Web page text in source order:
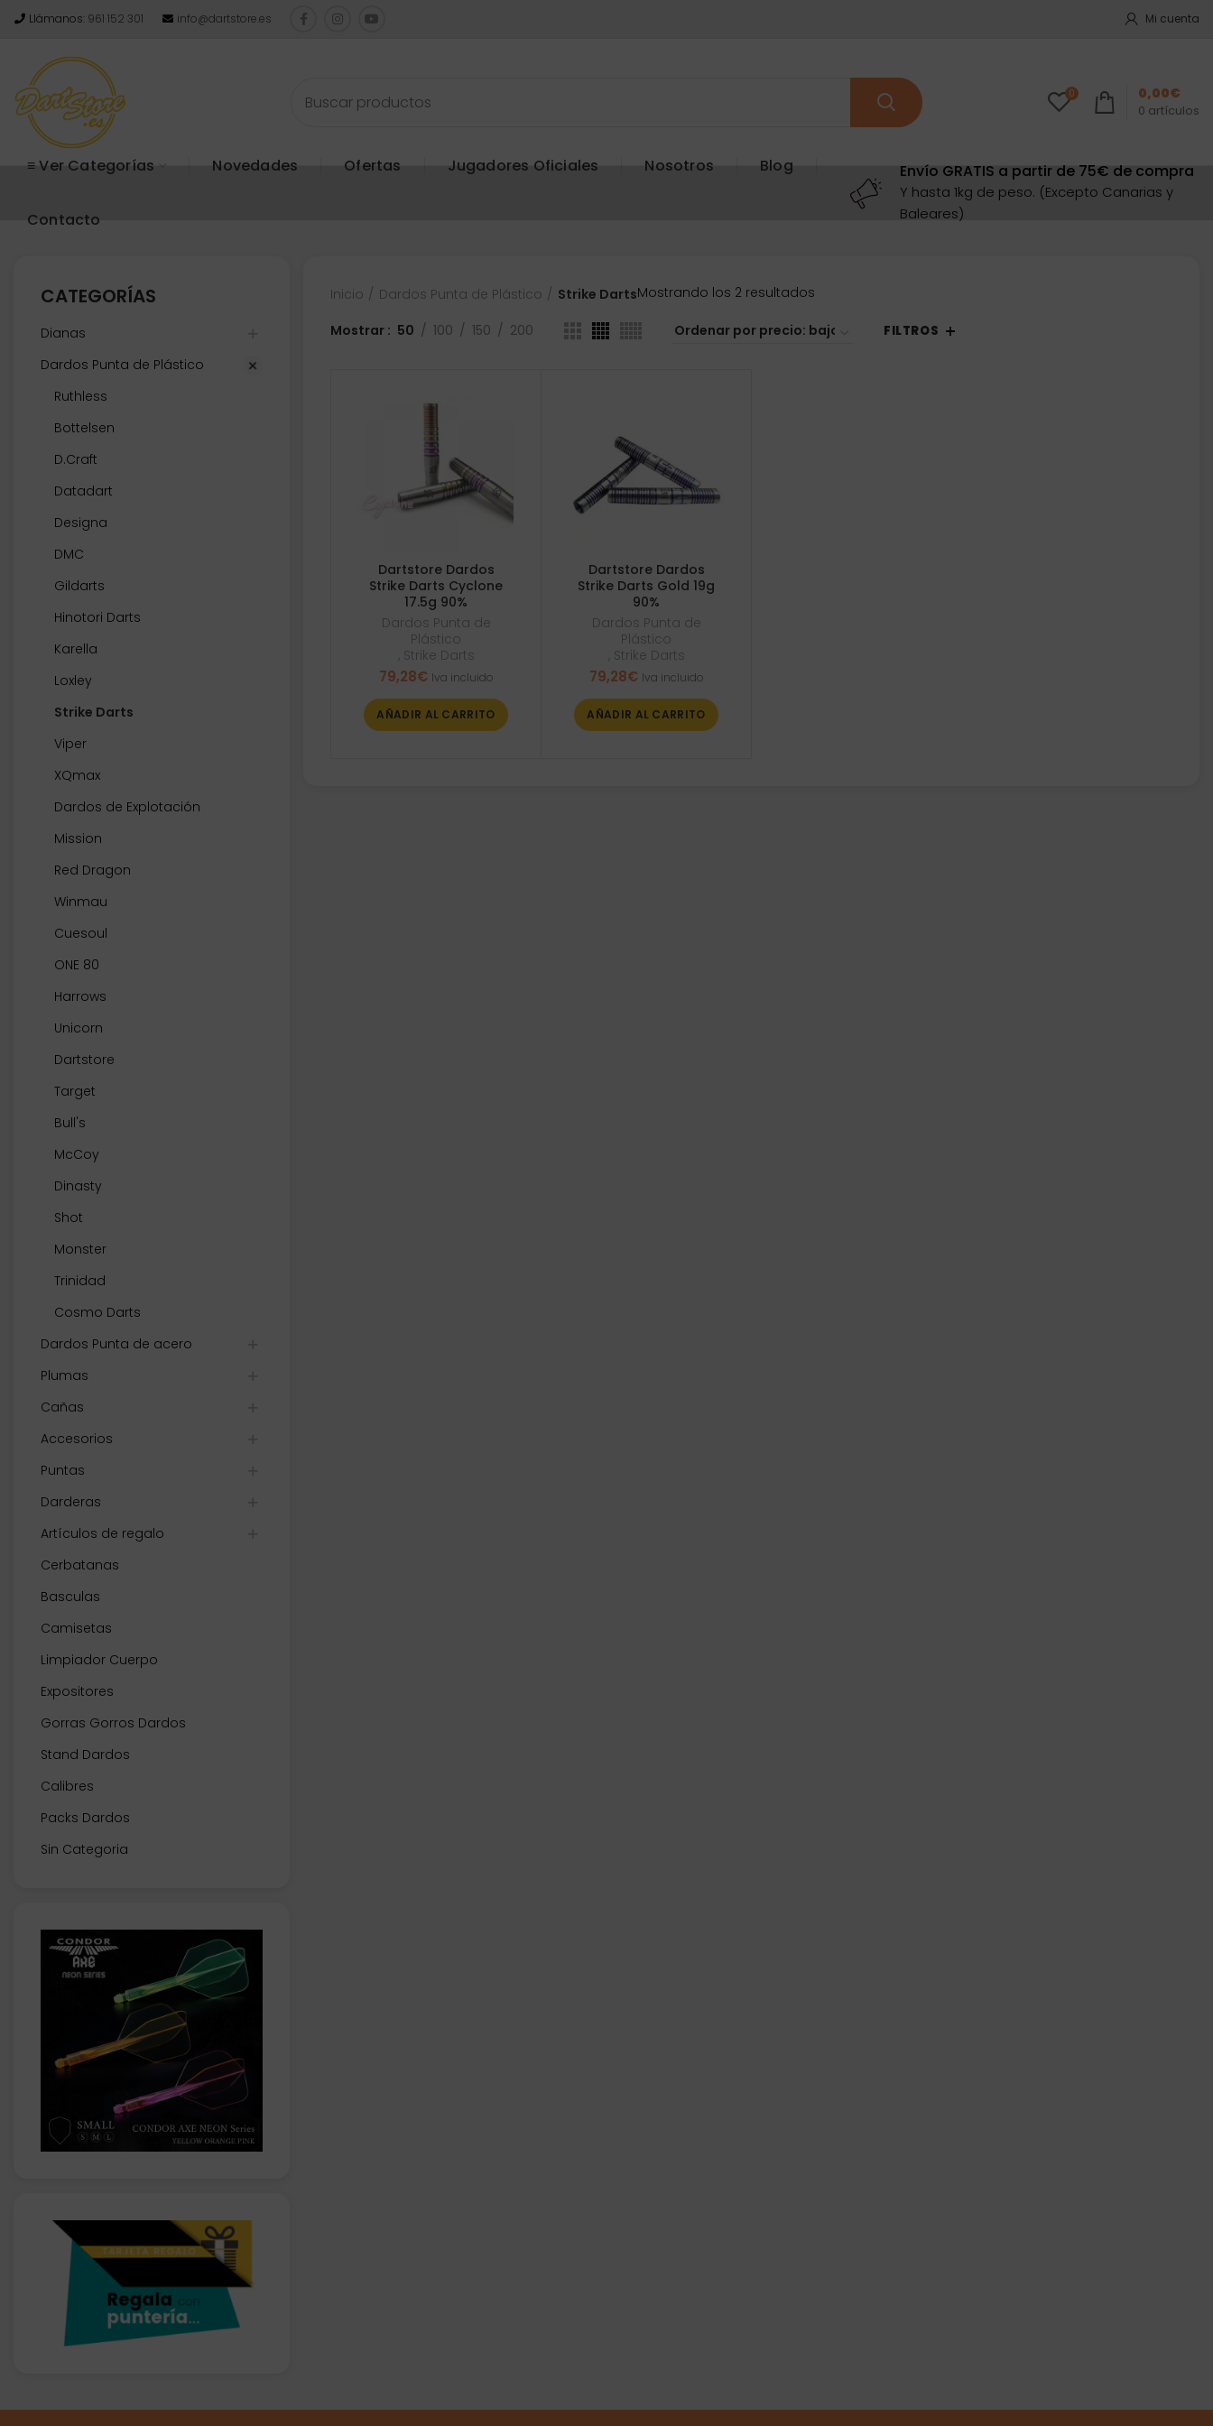
Llámanos: 961 152 301 info@dartstore.es Mi cuenta
0
0 artículos
0,00€
≡ Ver Categorías Novedades Ofertas Jugadores Oficiales Nosotros Blog
Contacto
Envío GRATIS a partir de 75€ de compra
Y hasta 1kg de peso. (Excepto Canarias y
Baleares)
CATEGORÍAS
Dianas
Dardos Punta de Plástico
Ruthless
Bottelsen
D.Craft
Datadart
Designa
DMC
Gildarts
Hinotori Darts
Karella
Loxley
Strike Darts
Viper
XQmax
Dardos de Explotación
Mission
Red Dragon
Winmau
Cuesoul
ONE 80
Harrows
Unicorn
Dartstore
Target
Bull's
McCoy
Dinasty
Shot
Monster
Trinidad
Cosmo Darts
Dardos Punta de acero
Plumas
Cañas
Accesorios
Puntas
Darderas
Artículos de regalo
Cerbatanas
Basculas
Camisetas
Limpiador Cuerpo
Expositores
Gorras Gorros Dardos
Stand Dardos
Calibres
Packs Dardos
Sin Categoria
Inicio Dardos Punta de Plástico Strike DartsMostrando los 2 resultados
precio:
Mostrar 50 100 150 200 FILTROS
Dartstore Dardos
Strike Darts Cyclone
17.5g 90%
Dardos Punta de
Plástico
, Strike Darts
79,28€ Iva incluido
AÑADIR AL CARRITO
Dartstore Dardos
Strike Darts Gold 19g
90%
Dardos Punta de
Plástico
, Strike Darts
79,28€ Iva incluido
AÑADIR AL CARRITO